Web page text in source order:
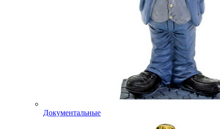
Документальные